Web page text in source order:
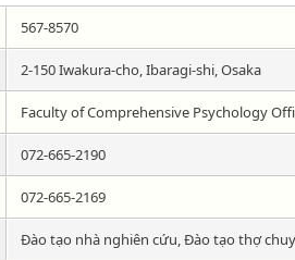
567-8570
2-150 Iwakura-cho, Ibaragi-shi, Osaka
Faculty of Comprehensive Psychology
072-665-2190
072-665-2169
Đào tạo nhà nghiên cứu, Đào tạo thợ